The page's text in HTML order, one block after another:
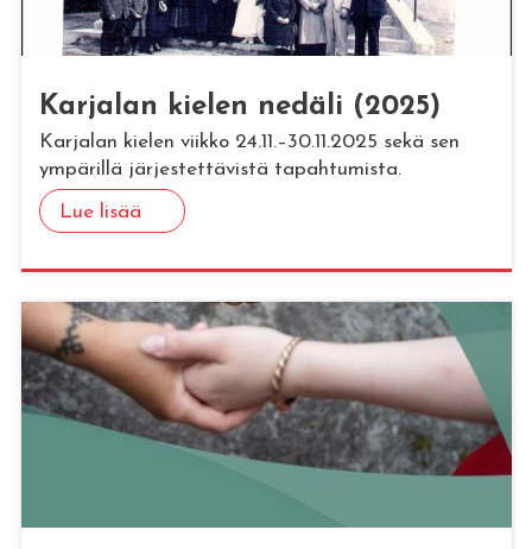
Kar­ja­lan kie­len ne­dä­li (2025)
Karjalan kielen viikko 24.11.–30.11.2025 sekä sen
ympärillä järjestettävistä tapahtumista.
Lue lisää